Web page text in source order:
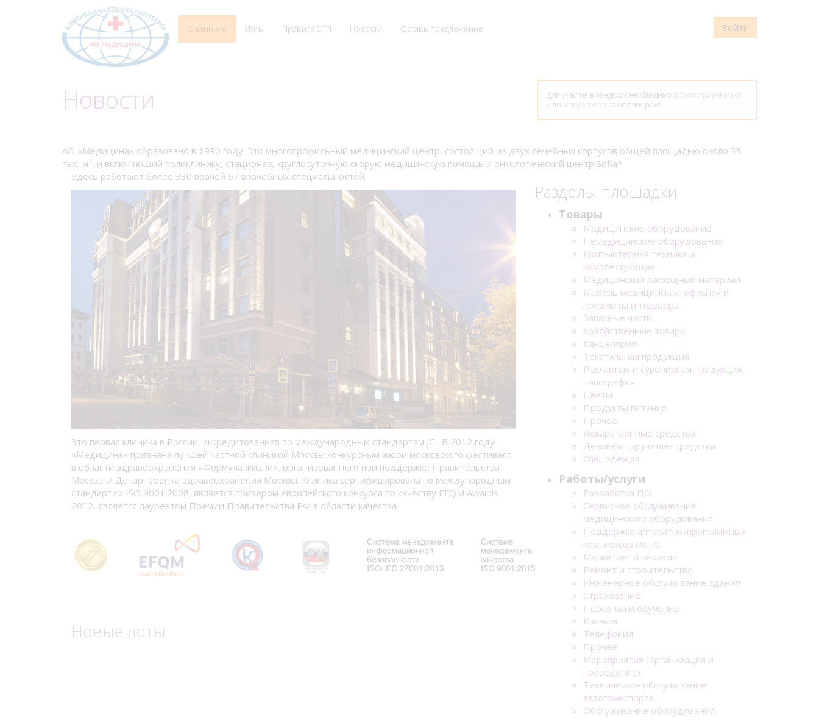
О клинике Лоты Правила ЭТП Новости Оставь предложение! Войти
Новости Для участия в тендерах необходимо зарегистрироваться
или авторизоваться на площадке.
АО «Медицина» образовано в 1990 году. Это многопрофильный медицинский центр, состоящий из двух лечебных корпусов общей площадью около 35
тыс. м2, и включающий поликлинику, стационар, круглосуточную скорую медицинскую помощь и онкологический центр Sofia*.
Здесь работают более 330 врачей 67 врачебных специальностей.
Это первая клиника в России, аккредитованная по международным стандартам JCI. В 2012 году
«Медицина» признана лучшей частной клиникой Москвы конкурсным жюри московского фестиваля
в области здравоохранения «Формула жизни», организованного при поддержке Правительства
Москвы и Департамента здравоохранения Москвы. Клиника сертифицирована по международным
стандартам ISO 9001:2008, является призером европейского конкурса по качеству EFQM Awards
2012, является лауреатом Премии Правительства РФ в области качества.
Новые лоты
Разделы площадки
Товары
Медицинское оборудование
Немедицинское оборудование
Компьютерная техника и
комплектующие
Медицинский расходный материал
Мебель медицинская, офисная и
предметы интерьера
Запасные части
Хозяйственные товары
Канцелярия
Текстильная продукция
Рекламная и сувенирная продукция,
типография
Цветы
Продукты питания
Прочее
Лекарственные средства
Дезинфицирующие средства
Спецодежда
Работы/услуги
Разработка ПО
Сервисное обслуживание
медицинского оборудования
Поддержка аппаратно-программных
комплексов (АПК)
Маркетинг и реклама
Ремонт и строительство
Инженерное обслуживание здания
Страхование
Персонал и обучение
Клининг
Телефония
Прочее
Мероприятия (организация и
проведение)
Техническое обслуживание
автотранспорта.
Обслуживание оборудования.